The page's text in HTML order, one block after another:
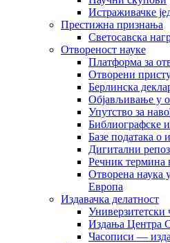
Истраживачке
Престижна признања
Светосавска
Отвореност науке
Платформа за
Отворени
Берлинска
Објављивање у
Упутство за
Библиографске
Базе података о
Дигитални
Рeчник термина
Отворена наука
Европа
Издавачка делатност
Универзитетски
Издања Центра
Часописи —